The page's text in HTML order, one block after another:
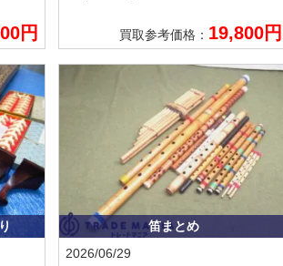
円 買取参考価格： 19,800円
笛まとめ
2026/06/29